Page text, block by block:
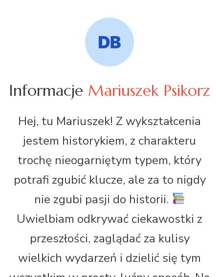
Informacje Mariuszek Psikorz
Hej, tu Mariuszek! Z wykształcenia
jestem historykiem, z charakteru
trochę nieogarniętym typem, który
potrafi zgubić klucze, ale za to nigdy
nie zgubi pasji do historii.
Uwielbiam odkrywać ciekawostki z
przeszłości, zaglądać za kulisy
wielkich wydarzeń i dzielić się tym